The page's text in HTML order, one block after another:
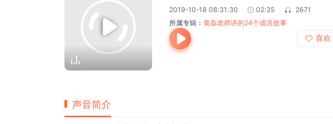
2019-10-18 08:31:30 02:35
2671
所属专辑： 黄磊老师讲的24个成语故事
喜欢
声音简介